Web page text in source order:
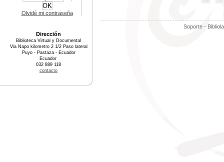
Soporte -
Olvidé mi contraseña
Dirección
Biblioteca Virtual y Documental
Via Napo kilometro 2 1/2 Paso lateral
Puyo - Pastaza - Ecuador
Ecuador
032 889 118
contacto